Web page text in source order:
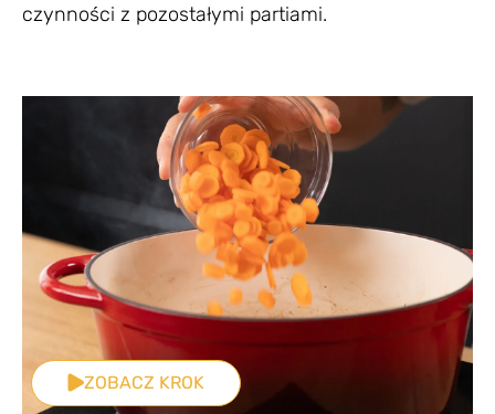
czynności z pozostałymi partiami.
ZOBACZ KROK